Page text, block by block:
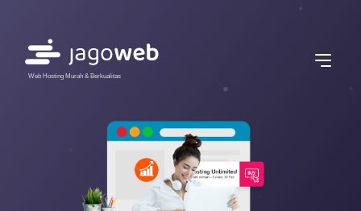
Web Hosting Murah & Berkualitas